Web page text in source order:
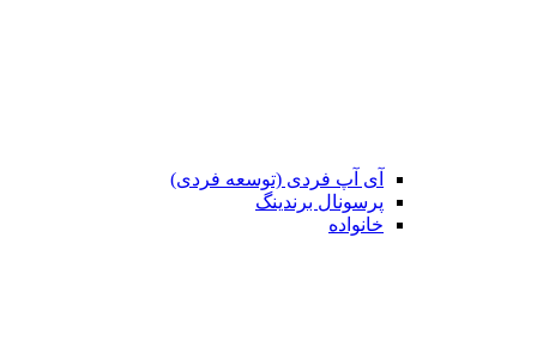
آی آپ فردی (توسعه فردی)
پرسونال برندینگ
خانواده